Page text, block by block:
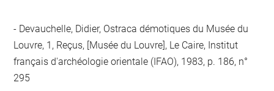
Devauchelle, Didier, Ostraca démotiques du Musée du
Louvre, 1, Reçus, [Musée du Louvre], Le Caire, Institut
français d'archéologie orientale (IFAO), 1983, p. 186, n°
295